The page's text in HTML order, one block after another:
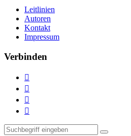
Leitlinien
Autoren
Kontakt
Impressum
Verbinden



